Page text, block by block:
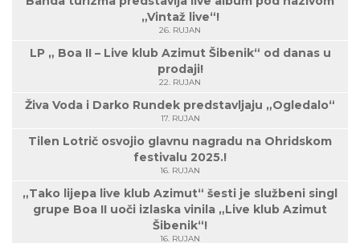
„Vintaž live“!
26. RUJAN
LP „ Boa II – Live klub Azimut Šibenik“ od danas u
prodaji!
22. RUJAN
Živa Voda i Darko Rundek predstavljaju „Ogledalo“
17. RUJAN
Tilen Lotrič osvojio glavnu nagradu na Ohridskom
festivalu 2025.!
16. RUJAN
„Tako lijepa live klub Azimut“ šesti je službeni singl
grupe Boa II uoči izlaska vinila „Live klub Azimut
Šibenik“!
16. RUJAN